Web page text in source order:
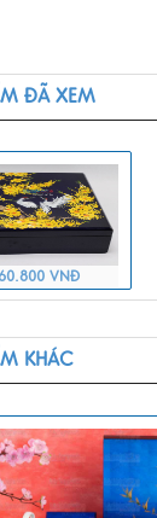
ĐÃ XEM
VNĐ
KHÁC